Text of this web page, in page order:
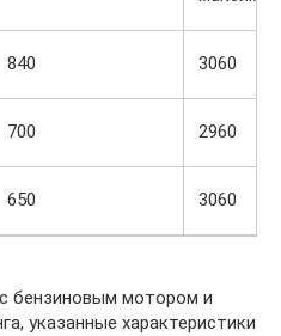
840 3060
700 2960
650 3060
бензиновым мотором и
указанные характеристики